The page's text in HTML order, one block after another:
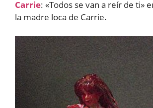
Carrie: «Todos se van a reír de ti»
la madre loca de Carrie.